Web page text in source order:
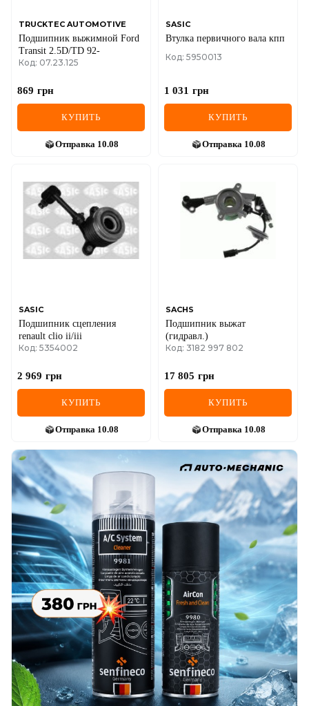
TRUCKTEC AUTOMOTIVE
Подшипник выжимной Ford
Transit 2.5D/TD 92-
Код: 07.23.125
869 грн
КУПИТЬ
Отправка 10.08
SASIC
Втулка первичного вала кпп
Код: 5950013
1 031 грн
КУПИТЬ
Отправка 10.08
SASIC
Подшипник сцепления
renault clio ii/iii
Код: 5354002
2 969 грн
КУПИТЬ
Отправка 10.08
SACHS
Подшипник выжат
(гидравл.)
Код: 3182 997 802
17 805 грн
КУПИТЬ
Отправка 10.08